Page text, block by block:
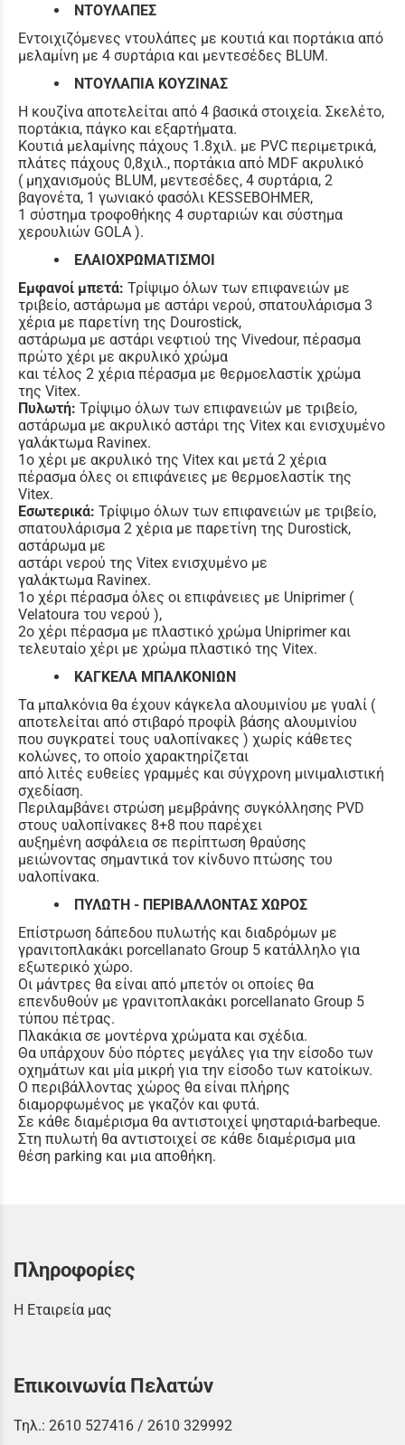
ΝΤΟΥΛΑΠΕΣ
Εντοιχιζόμενες ντουλάπες με κουτιά και πορτάκια από
μελαμίνη με 4 συρτάρια και μεντεσέδες BLUM.
ΝΤΟΥΛΑΠΙΑ ΚΟΥΖΙΝΑΣ
Η κουζίνα αποτελείται από 4 βασικά στοιχεία. Σκελέτο,
πορτάκια, πάγκο και εξαρτήματα.
Κουτιά μελαμίνης πάχους 1.8χιλ. με PVC περιμετρικά,
πλάτες πάχους 0,8χιλ., πορτάκια από MDF ακρυλικό
( μηχανισμούς BLUM, μεντεσέδες, 4 συρτάρια, 2
βαγονέτα, 1 γωνιακό φασόλι KESSEBOHMER,
1 σύστημα τροφοθήκης 4 συρταριών και σύστημα
χερουλιών GOLA ).
ΕΛΑΙΟΧΡΩΜΑΤΙΣΜΟΙ
Εμφανοί μπετά: Τρίψιμο όλων των επιφανειών με
τριβείο, αστάρωμα με αστάρι νερού, σπατουλάρισμα 3
χέρια με παρετίνη της Dourostick,
αστάρωμα με αστάρι νεφτιού της Vivedour, πέρασμα
πρώτο χέρι με ακρυλικό χρώμα
και τέλος 2 χέρια πέρασμα με θερμοελαστίκ χρώμα
της Vitex.
Πυλωτή: Τρίψιμο όλων των επιφανειών με τριβείο,
αστάρωμα με ακρυλικό αστάρι της Vitex και ενισχυμένο
γαλάκτωμα Ravinex.
1o χέρι με ακρυλικό της Vitex και μετά 2 χέρια
πέρασμα όλες οι επιφάνειες με θερμοελαστίκ της
Vitex.
Εσωτερικά: Τρίψιμο όλων των επιφανειών με τριβείο,
σπατουλάρισμα 2 χέρια με παρετίνη της Durostick,
αστάρωμα με
αστάρι νερού της Vitex ενισχυμένο με
γαλάκτωμα Ravinex.
1ο χέρι πέρασμα όλες οι επιφάνειες με Uniprimer (
Velatoura του νερού ),
2ο χέρι πέρασμα με πλαστικό χρώμα Uniprimer και
τελευταίο χέρι με χρώμα πλαστικό της Vitex.
ΚΑΓΚΕΛΑ ΜΠΑΛΚΟΝΙΩΝ
Τα μπαλκόνια θα έχουν κάγκελα αλουμινίου με γυαλί (
αποτελείται από στιβαρό προφίλ βάσης αλουμινίου
που συγκρατεί τους υαλοπίνακες ) χωρίς κάθετες
κολώνες, το οποίο χαρακτηρίζεται
από λιτές ευθείες γραμμές και σύγχρονη μινιμαλιστική
σχεδίαση.
Περιλαμβάνει στρώση μεμβράνης συγκόλλησης PVD
στους υαλοπίνακες 8+8 που παρέχει
αυξημένη ασφάλεια σε περίπτωση θραύσης
μειώνοντας σημαντικά τον κίνδυνο πτώσης του
υαλοπίνακα.
ΠΥΛΩΤΗ - ΠΕΡΙΒΑΛΛΟΝΤΑΣ ΧΩΡΟΣ
Επίστρωση δάπεδου πυλωτής και διαδρόμων με
γρανιτοπλακάκι porcellanato Group 5 κατάλληλο για
εξωτερικό χώρο.
Οι μάντρες θα είναι από μπετόν οι οποίες θα
επενδυθούν με γρανιτοπλακάκι porcellanato Group 5
τύπου πέτρας.
Πλακάκια σε μοντέρνα χρώματα και σχέδια.
Θα υπάρχουν δύο πόρτες μεγάλες για την είσοδο των
οχημάτων και μία μικρή για την είσοδο των κατοίκων.
Ο περιβάλλοντας χώρος θα είναι πλήρης
διαμορφωμένος με γκαζόν και φυτά.
Σε κάθε διαμέρισμα θα αντιστοιχεί ψησταριά-barbeque.
Στη πυλωτή θα αντιστοιχεί σε κάθε διαμέρισμα μια
θέση parking και μια αποθήκη.
Πληροφορίες
Η Εταιρεία μας
Επικοινωνία Πελατών
Τηλ.: 2610 527416 / 2610 329992